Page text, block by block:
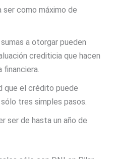
ser como máximo de
a otorgar pueden
crediticia que hacen
financiera.
que el crédito puede
tres simples pasos.
ser de hasta un año de